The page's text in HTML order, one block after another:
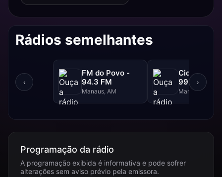
Rádios semelhantes
‹
FM do Povo -
94.3 FM
Manaus, AM
Cidade FM -
99.3 FM
Manaus, AM
›
Programação da rádio
A programação exibida é informativa e pode sofrer
alterações sem aviso prévio pela emissora.